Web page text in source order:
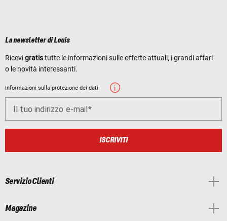
La newsletter di Louis
Ricevigratistutte le informazioni sulle offerte attuali, i grandi affari
o le novità interessanti.
Informazioni sulla protezione dei dati
Il tuo indirizzo e-mail
ISCRIVITI
Servizio Clienti
Magazine